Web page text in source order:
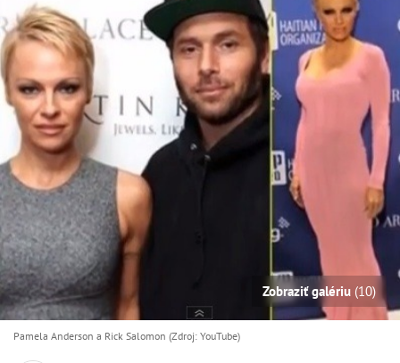
Zobraziť galériu (10)
Pamela Anderson a Rick Salomon (Zdroj: YouTube)